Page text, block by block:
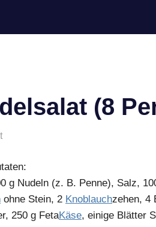
(8
g Nudeln(z. B. Penne), Salz,
ohne Stein, 2 Knoblauchzehen, 4
250 g FetaKäse, einige Blätter